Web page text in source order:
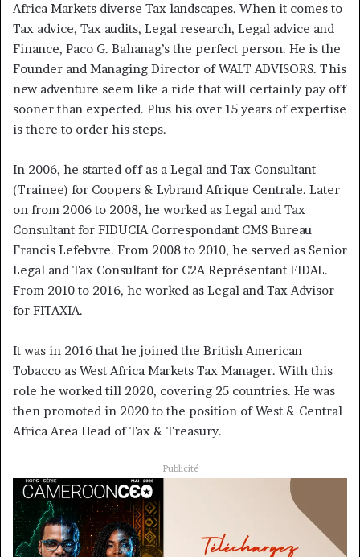
Africa Markets diverse Tax landscapes. When it comes to
Tax advice, Tax audits, Legal research, Legal advice and
Finance, Paco G. Bahanag’s the perfect person. He is the
Founder and Managing Director of WALT ADVISORS. This
new adventure seem like a ride that will certainly pay off
sooner than expected. Plus his over 15 years of expertise
is there to order his steps.
In 2006, he started off as a Legal and Tax Consultant
(Trainee) for Coopers & Lybrand Afrique Centrale. Later
on from 2006 to 2008, he worked as Legal and Tax
Consultant for FIDUCIA Correspondant CMS Bureau
Francis Lefebvre. From 2008 to 2010, he served as Senior
Legal and Tax Consultant for C2A Représentant FIDAL.
From 2010 to 2016, he worked as Legal and Tax Advisor
for FITAXIA.
It was in 2016 that he joined the British American
Tobacco as West Africa Markets Tax Manager. With this
role he worked till 2020, covering 25 countries. He was
then promoted in 2020 to the position of West & Central
Africa Area Head of Tax & Treasury.
Publicité